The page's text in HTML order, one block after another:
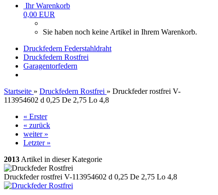
Ihr Warenkorb
0,00 EUR
Sie haben noch keine Artikel in Ihrem Warenkorb.
Druckfedern Federstahldraht
Druckfedern Rostfrei
Garagentorfedern
Startseite » Druckfedern Rostfrei » Druckfeder rostfrei V-
113954602 d 0,25 De 2,75 Lo 4,8
« Erster
« zurück
weiter »
Letzter »
2013 Artikel in dieser Kategorie
Druckfeder rostfrei V-113954602 d 0,25 De 2,75 Lo 4,8